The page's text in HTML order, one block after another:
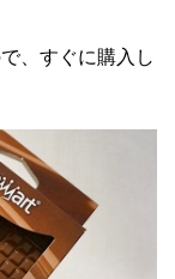
、すぐに購入し